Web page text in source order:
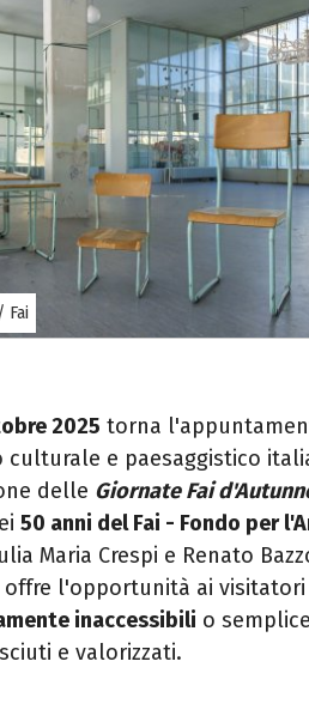
2025 torna
e paesaggistico
delle Giornate Fai
50 anni del Fai - Fondo per
Maria Crespi e Renato
offre l'opportunità ai
inaccessibili o
e valorizzati.